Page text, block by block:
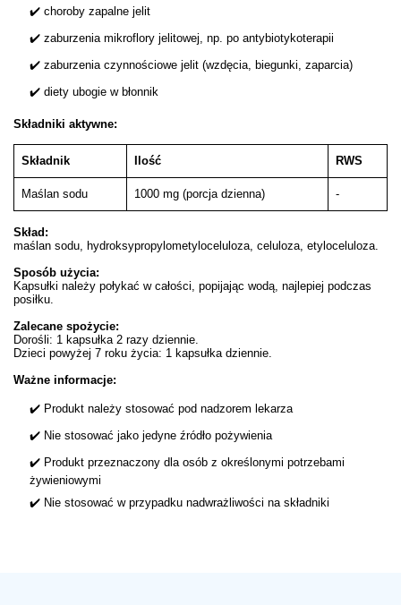
✔️ choroby zapalne jelit
✔️ zaburzenia mikroflory jelitowej, np. po antybiotykoterapii
✔️ zaburzenia czynnościowe jelit (wzdęcia, biegunki, zaparcia)
✔️ diety ubogie w błonnik
Składniki aktywne:
Składnik Ilość RWS
Maślan sodu 1000 mg (porcja dzienna) -
Skład:
maślan sodu, hydroksypropylometyloceluloza, celuloza, etyloceluloza.
Sposób użycia:
Kapsułki należy połykać w całości, popijając wodą, najlepiej podczas
posiłku.
Zalecane spożycie:
Dorośli: 1 kapsułka 2 razy dziennie.
Dzieci powyżej 7 roku życia: 1 kapsułka dziennie.
Ważne informacje:
✔️ Produkt należy stosować pod nadzorem lekarza
✔️ Nie stosować jako jedyne źródło pożywienia
✔️ Produkt przeznaczony dla osób z określonymi potrzebami
żywieniowymi
✔️ Nie stosować w przypadku nadwrażliwości na składniki